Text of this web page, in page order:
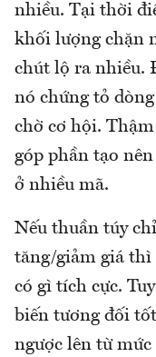
nhiều. Tại thời
khối lượng chặn
chút lộ ra nhiều.
nó chứng tỏ
chờ cơ hội.
góp phần tạo
ở nhiều mã.
Nếu thuần túy
tăng/giảm giá thì
có gì tích cực.
biến tương đối
ngược lên từ mức